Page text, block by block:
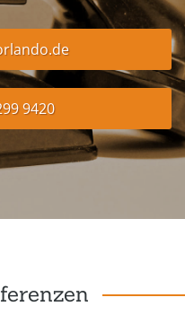
9420